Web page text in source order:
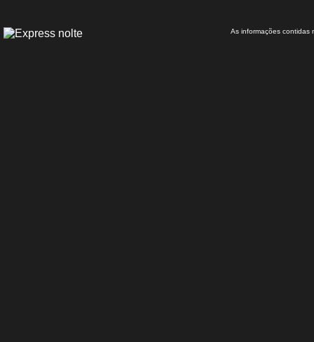
As informações contidas